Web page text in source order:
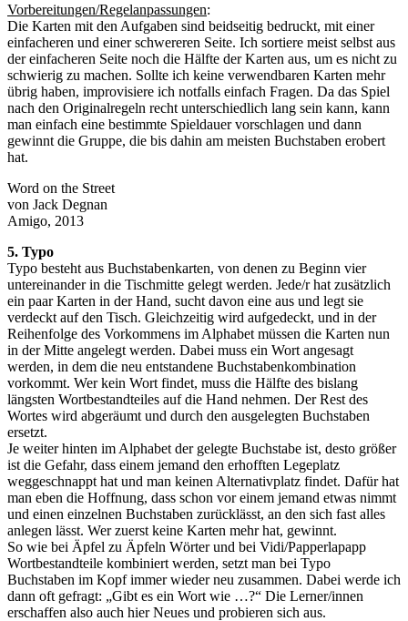
Vorbereitungen/Regelanpassungen:
Die Karten mit den Aufgaben sind beidseitig bedruckt, mit einer
einfacheren und einer schwereren Seite. Ich sortiere meist selbst aus
der einfacheren Seite noch die Hälfte der Karten aus, um es nicht zu
schwierig zu machen. Sollte ich keine verwendbaren Karten mehr
übrig haben, improvisiere ich notfalls einfach Fragen. Da das Spiel
nach den Originalregeln recht unterschiedlich lang sein kann, kann
man einfach eine bestimmte Spieldauer vorschlagen und dann
gewinnt die Gruppe, die bis dahin am meisten Buchstaben erobert
hat.
Word on the Street
von Jack Degnan
Amigo, 2013
5. Typo
Typo besteht aus Buchstabenkarten, von denen zu Beginn vier
untereinander in die Tischmitte gelegt werden. Jede/r hat zusätzlich
ein paar Karten in der Hand, sucht davon eine aus und legt sie
verdeckt auf den Tisch. Gleichzeitig wird aufgedeckt, und in der
Reihenfolge des Vorkommens im Alphabet müssen die Karten nun
in der Mitte angelegt werden. Dabei muss ein Wort angesagt
werden, in dem die neu entstandene Buchstabenkombination
vorkommt. Wer kein Wort findet, muss die Hälfte des bislang
längsten Wortbestandteiles auf die Hand nehmen. Der Rest des
Wortes wird abgeräumt und durch den ausgelegten Buchstaben
ersetzt.
Je weiter hinten im Alphabet der gelegte Buchstabe ist, desto größer
ist die Gefahr, dass einem jemand den erhofften Legeplatz
weggeschnappt hat und man keinen Alternativplatz findet. Dafür hat
man eben die Hoffnung, dass schon vor einem jemand etwas nimmt
und einen einzelnen Buchstaben zurücklässt, an den sich fast alles
anlegen lässt. Wer zuerst keine Karten mehr hat, gewinnt.
So wie bei Äpfel zu Äpfeln Wörter und bei Vidi/Papperlapapp
Wortbestandteile kombiniert werden, setzt man bei Typo
Buchstaben im Kopf immer wieder neu zusammen. Dabei werde ich
dann oft gefragt: „Gibt es ein Wort wie …?“ Die Lerner/innen
erschaffen also auch hier Neues und probieren sich aus.